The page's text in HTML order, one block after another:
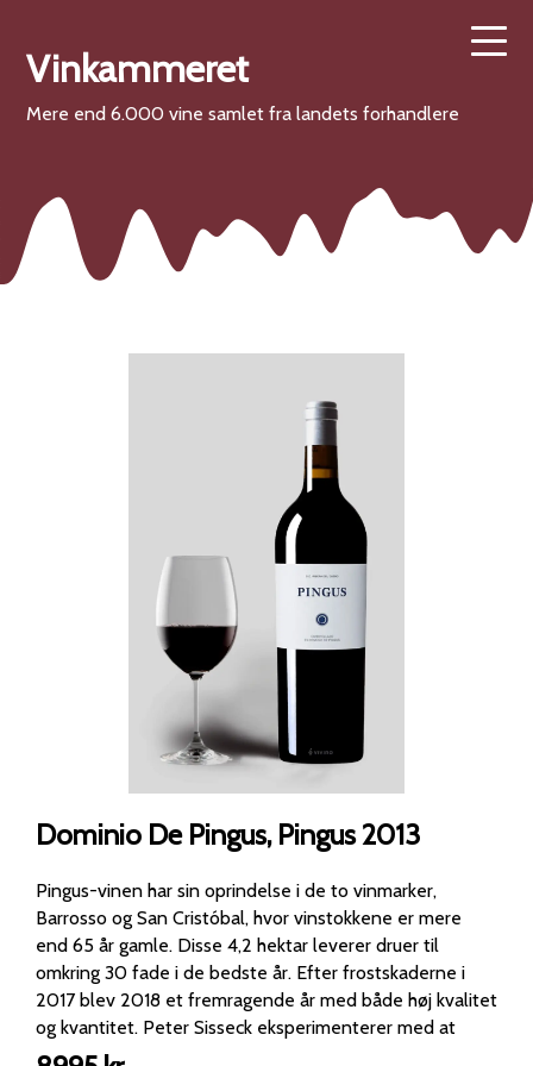
Vinkammeret
Mere end 6.000 vine samlet fra landets forhandlere
Dominio De Pingus, Pingus 2013
Pingus-vinen har sin oprindelse i de to vinmarker,
Barrosso og San Cristóbal, hvor vinstokkene er mere
end 65 år gamle. Disse 4,2 hektar leverer druer til
omkring 30 fade i de bedste år. Efter frostskaderne i
2017 blev 2018 et fremragende år med både høj kvalitet
og kvantitet. Peter Sisseck eksperimenterer med at
vinificere hele drueklaser, og i 2018 blev næsten